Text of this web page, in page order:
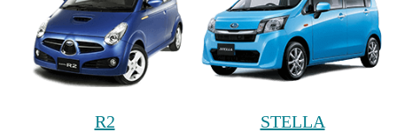
R2 STELLA